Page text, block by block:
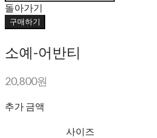
돌아가기
구매하기
소예-어반티
20,800원
추가 금액
사이즈